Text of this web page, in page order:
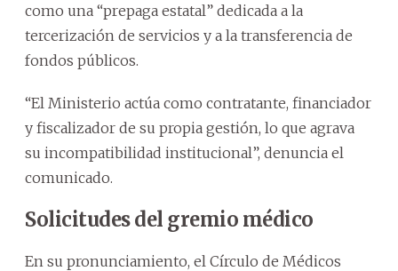
como una “prepaga estatal” dedicada a la
tercerización de servicios y a la transferencia de
fondos públicos.
“El Ministerio actúa como contratante, financiador
y fiscalizador de su propia gestión, lo que agrava
su incompatibilidad institucional”, denuncia el
comunicado.
Solicitudes del gremio médico
En su pronunciamiento, el Círculo de Médicos